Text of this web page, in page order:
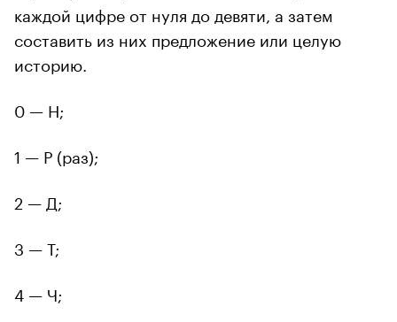
каждой цифре от нуля до девяти, а затем
составить из них предложение или целую
историю.
0 — Н;
1 — Р (раз);
2 — Д;
3 — Т;
4 — Ч;